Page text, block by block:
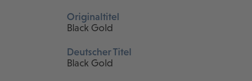
Originaltitel
Black Gold
Deutscher Titel
Black Gold